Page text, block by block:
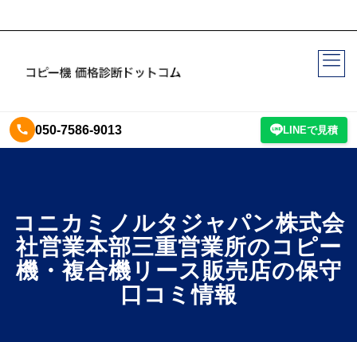
050-7586-9013 LINEで見積
コニカミノルタジャパン株式会
社営業本部三重営業所のコピー
機・複合機リース販売店の保守
口コミ情報